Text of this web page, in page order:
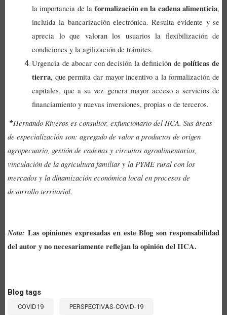
la importancia de la formalización en la cadena alimenticia,
incluida la bancarización electrónica. Resulta evidente y se
aprecia lo que valoran los usuarios la flexibilización de
condiciones y la agilización de trámites.
Urgencia de abocar con decisión la definición depolíticas de
tierra, que permita dar mayor incentivo a la formalización de
capitales, que a su vez genera mayor acceso a servicios de
financiamiento y nuevas inversiones, propias o de terceros.
*Hernando Riveros es consultor, exfuncionario del IICA. Sus áreas
de especialización son: agregado de valor a productos de origen
agropecuario, gestión de cadenas y circuitos agroalimentarios,
vinculación de la agricultura familiar y la PYME rural con los
mercados y la dinamización económica local en procesos de
desarrollo territorial.
Nota: Las opiniones expresadas en este Blog son responsabilidad
del autor y no necesariamente reflejan la opinión del IICA.
Blog tags
COVID19 PERSPECTIVAS-COVID-19